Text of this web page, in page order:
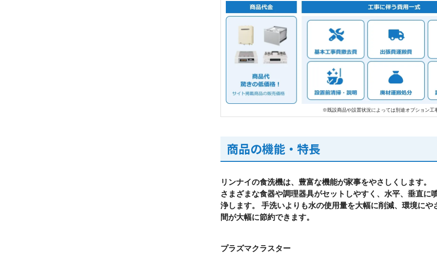
※既設商品や設置状況によっては別途オプション
商品の機能・特長
リンナイの食洗機は、豊富な機能が家事をやさしくします。
さまざまな食器や調理器具がセットしやすく、水平、垂直に
浄します。 手洗いよりも水の使用量を大幅に削減、環境に
間が大幅に節約できます。
プラズマクラスター